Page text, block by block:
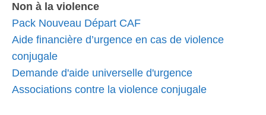
Non à la violence
Pack Nouveau Départ CAF
Aide financière d’urgence en cas de violence
conjugale
Demande d'aide universelle d'urgence
Associations contre la violence conjugale